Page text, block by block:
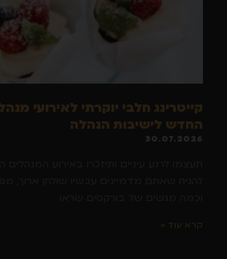
קייטרינג חלבי יוקרתי לאירועי
החדש לישיבות הנהלה
30.07.2026
קרא עוד »